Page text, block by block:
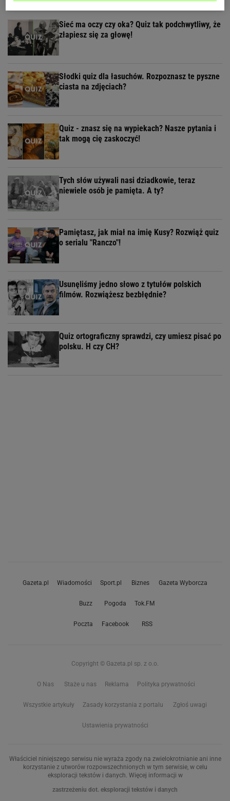
Sieć ma oczy czy oka? Quiz tak podchwytliwy, że
złapiesz się za głowę!
Słodki quiz dla łasuchów. Rozpoznasz te pyszne
ciasta na zdjęciach?
Quiz - znasz się na wypiekach? Nasze pytania i
tak mogą cię zaskoczyć!
Tych słów używali nasi dziadkowie, teraz
niewiele osób je pamięta. A ty?
Pamiętasz, jak miał na imię Kusy? Rozwiąż quiz
o serialu "Ranczo"!
Usunęliśmy jedno słowo z tytułów polskich
filmów. Rozwiążesz bezbłędnie?
Quiz ortograficzny sprawdzi, czy umiesz pisać po
polsku. H czy CH?
Gazeta.pl Wiadomości Sport.pl Biznes Gazeta Wyborcza
Buzz Pogoda Tok.FM
Poczta Facebook RSS
Copyright © Gazeta.pl sp. z o.o.
O Nas Staże u nas Reklama Polityka prywatności
Wszystkie artykuły Zasady korzystania z portalu Zgłoś uwagi
Ustawienia prywatności
Właściciel niniejszego serwisu nie wyraża zgody na zwielokrotnianie ani inne
korzystanie z utworów rozpowszechnionych w tym serwisie, w celu
eksploracji tekstów i danych. Więcej informacji w
zastrzeżeniu dot. eksploracji tekstów i danych